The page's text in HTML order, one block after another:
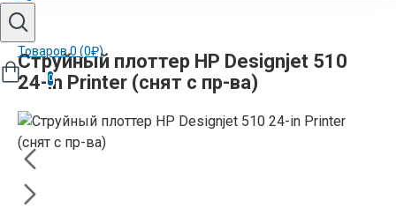
Товаров 0 (0₽)
0
Струйный плоттер HP Designjet 510
24-in Printer (снят с пр-ва)